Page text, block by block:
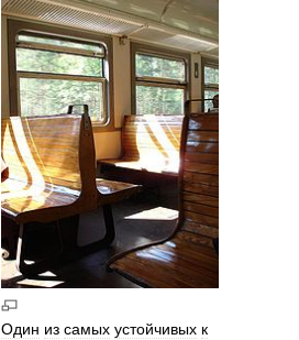
Один из самых устойчивых к